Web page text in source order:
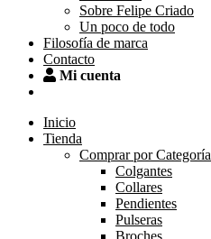
Sobre Felipe Criado
Un poco de todo
Filosofía de marca
Contacto
Mi cuenta
Inicio
Tienda
Comprar por Categoría
Colgantes
Collares
Pendientes
Pulseras
Broches